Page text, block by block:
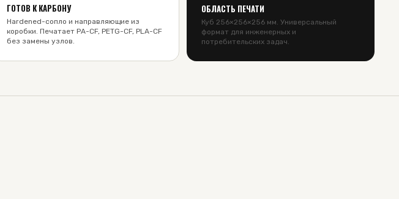
ГОТОВ К КАРБОНУ
Hardened-сопло и направляющие из
коробки. Печатает PA-CF, PETG-CF, PLA-CF
без замены узлов.
ОБЛАСТЬ ПЕЧАТИ
Куб 256×256×256 мм. Универсальный
формат для инженерных и
потребительских задач.